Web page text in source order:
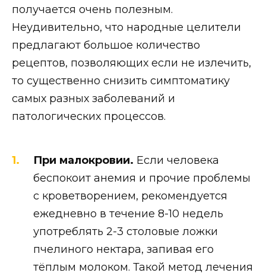
получается очень полезным.
Неудивительно, что народные целители
предлагают большое количество
рецептов, позволяющих если не излечить,
то существенно снизить симптоматику
самых разных заболеваний и
патологических процессов.
При малокровии. Если человека
беспокоит анемия и прочие проблемы
с кроветворением, рекомендуется
ежедневно в течение 8-10 недель
употреблять 2-3 столовые ложки
пчелиного нектара, запивая его
тёплым молоком. Такой метод лечения